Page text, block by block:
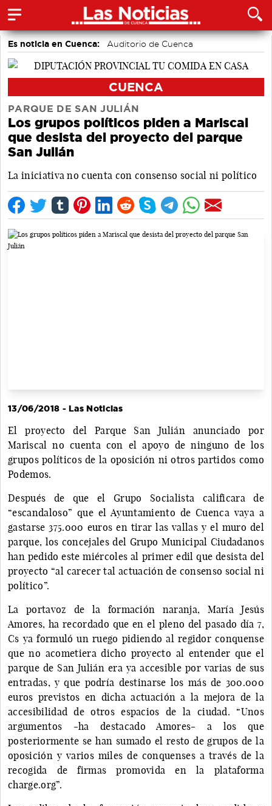
Es noticia en Cuenca: Auditorio de Cuenca
CUENCA
PARQUE DE SAN JULIÁN
Los grupos políticos piden a Mariscal
que desista del proyecto del parque
San Julián
La iniciativa no cuenta con consenso social ni político
13/06/2018 - Las Noticias
El proyecto del Parque San Julián anunciado por
Mariscal no cuenta con el apoyo de ninguno de los
grupos políticos de la oposición ni otros partidos como
Podemos.
Después de que el Grupo Socialista calificara de
“escandaloso” que el Ayuntamiento de Cuenca vaya a
gastarse 375.000 euros en tirar las vallas y el muro del
parque, los concejales del Grupo Municipal Ciudadanos
han pedido este miércoles al primer edil que desista del
proyecto “al carecer tal actuación de consenso social ni
político”.
La portavoz de la formación naranja, María Jesús
Amores, ha recordado que en el pleno del pasado día 7,
Cs ya formuló un ruego pidiendo al regidor conquense
que no acometiera dicho proyecto al entender que el
parque de San Julián era ya accesible por varias de sus
entradas, y que podría destinarse los más de 300.000
euros previstos en dicha actuación a la mejora de la
accesibilidad de otros espacios de la ciudad. “Unos
argumentos -ha destacado Amores- a los que
posteriormente se han sumado el resto de grupos de la
oposición y varios miles de conquenses a través de la
recogida de firmas promovida en la plataforma
charge.org”.